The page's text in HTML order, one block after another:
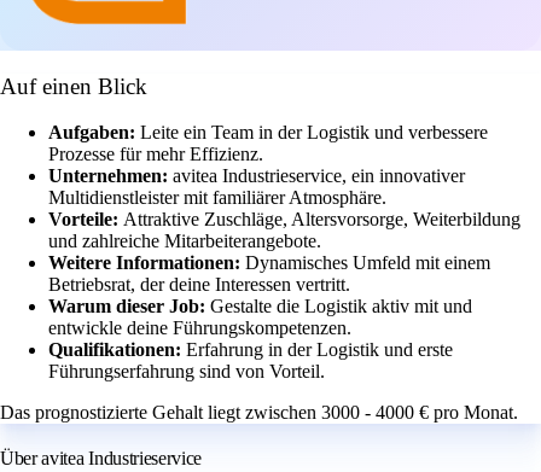
Auf einen Blick
Aufgaben: Leite ein Team in der Logistik und verbessere
Prozesse für mehr Effizienz.
Unternehmen: avitea Industrieservice, ein innovativer
Multidienstleister mit familiärer Atmosphäre.
Vorteile: Attraktive Zuschläge, Altersvorsorge, Weiterbildung
und zahlreiche Mitarbeiterangebote.
Weitere Informationen: Dynamisches Umfeld mit einem
Betriebsrat, der deine Interessen vertritt.
Warum dieser Job: Gestalte die Logistik aktiv mit und
entwickle deine Führungskompetenzen.
Qualifikationen: Erfahrung in der Logistik und erste
Führungserfahrung sind von Vorteil.
Das prognostizierte Gehalt liegt zwischen 3000 - 4000 € pro Monat.
Über avitea Industrieservice